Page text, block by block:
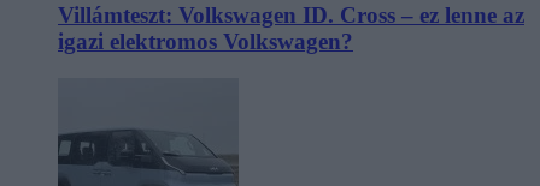
Villámteszt: Volkswagen ID. Cross – ez lenne az
igazi elektromos Volkswagen?